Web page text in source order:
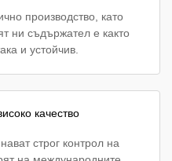
производство, като
ни съдържател е както
и устойчив.
качество
строг контрол на